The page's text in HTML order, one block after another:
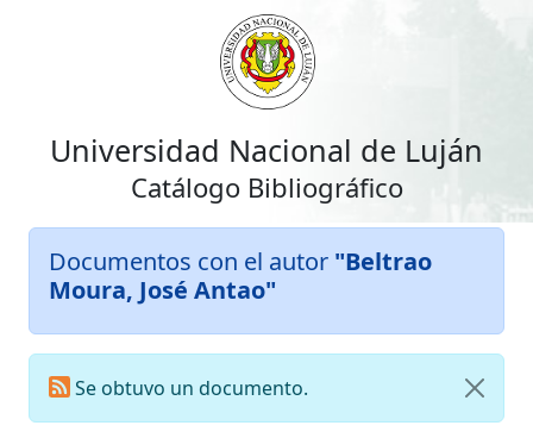
Universidad Nacional de Luján
Catálogo Bibliográfico
Documentos con el autor "Beltrao
Moura, José Antao"
Se obtuvo un documento.